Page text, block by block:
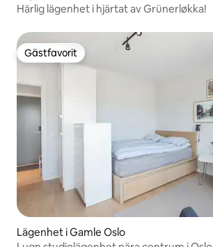
Härlig lägenhet i hjärtat av Grünerløkka!
Gästfavorit
Gästfavorit
Lägenhet i Gamle Oslo